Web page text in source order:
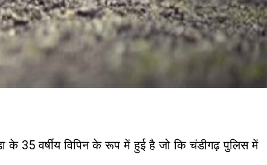
के 35 वर्षीय विपिन के रूप में हुई है जो कि चंडीगढ़ पुलिस में